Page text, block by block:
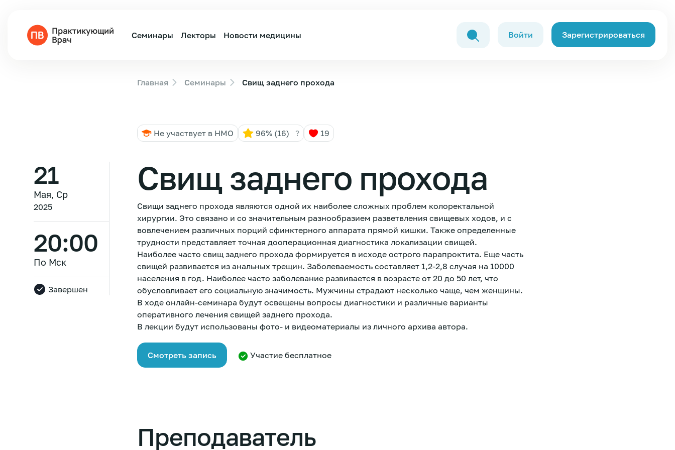
Семинары Лекторы Новости медицины Войти Зарегистрироваться
Главная Семинары Свищ заднего прохода
Не участвует в НМО 96% (16) ? 19
21
Мая, Ср
2025
20:00
По Мск
Завершен
Свищ заднего прохода
Свищи заднего прохода являются одной их наиболее сложных проблем колоректальной
хирургии. Это связано и со значительным разнообразием разветвления свищевых ходов, и с
вовлечением различных порций сфинктерного аппарата прямой кишки. Также определенные
трудности представляет точная дооперационная диагностика локализации свищей.
Наиболее часто свищ заднего прохода формируется в исходе острого парапроктита. Еще часть
свищей развивается из анальных трещин. Заболеваемость составляет 1,2-2,8 случая на 10000
населения в год. Наиболее часто заболевание развивается в возрасте от 20 до 50 лет, что
обусловливает его социальную значимость. Мужчины страдают несколько чаще, чем женщины.
В ходе онлайн-семинара будут освещены вопросы диагностики и различные варианты
оперативного лечения свищей заднего прохода.
В лекции будут использованы фото- и видеоматериалы из личного архива автора.
Смотреть запись Участие бесплатное
Преподаватель